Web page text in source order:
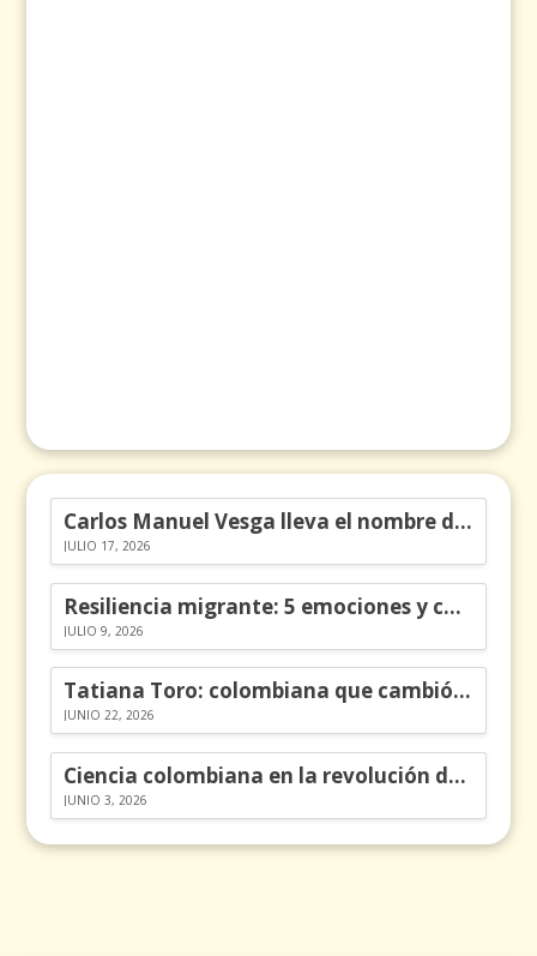
Carlos Manuel Vesga lleva el nombre de Colombia a los Emmy
JULIO 17, 2026
Resiliencia migrante: 5 emociones y cómo gestionarlas
JULIO 9, 2026
Tatiana Toro: colombiana que cambió la historia de las matemáticas
JUNIO 22, 2026
Ciencia colombiana en la revolución de los órganos en chips
JUNIO 3, 2026